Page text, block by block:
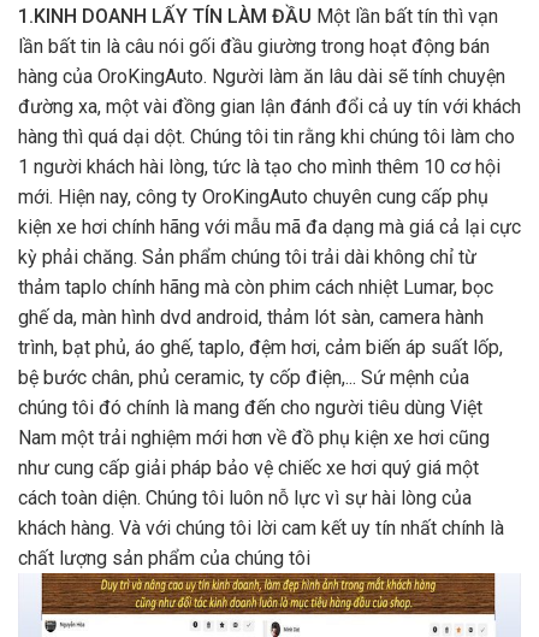
1.KINH DOANH LẤY TÍN LÀM ĐẦU Một lần bất tín thì vạn
lần bất tin là câu nói gối đầu giường trong hoạt động bán
hàng của OroKingAuto. Người làm ăn lâu dài sẽ tính chuyện
đường xa, một vài đồng gian lận đánh đổi cả uy tín với khách
hàng thì quá dại dột. Chúng tôi tin rằng khi chúng tôi làm cho
1 người khách hài lòng, tức là tạo cho mình thêm 10 cơ hội
mới. Hiện nay, công ty OroKingAuto chuyên cung cấp phụ
kiện xe hơi chính hãng với mẫu mã đa dạng mà giá cả lại cực
kỳ phải chăng. Sản phẩm chúng tôi trải dài không chỉ từ
thảm taplo chính hãng mà còn phim cách nhiệt Lumar, bọc
ghế da, màn hình dvd android, thảm lót sàn, camera hành
trình, bạt phủ, áo ghế, taplo, đệm hơi, cảm biến áp suất lốp,
bệ bước chân, phủ ceramic, ty cốp điện,... Sứ mệnh của
chúng tôi đó chính là mang đến cho người tiêu dùng Việt
Nam một trải nghiệm mới hơn về đồ phụ kiện xe hơi cũng
như cung cấp giải pháp bảo vệ chiếc xe hơi quý giá một
cách toàn diện. Chúng tôi luôn nỗ lực vì sự hài lòng của
khách hàng. Và với chúng tôi lời cam kết uy tín nhất chính là
chất lượng sản phẩm của chúng tôi